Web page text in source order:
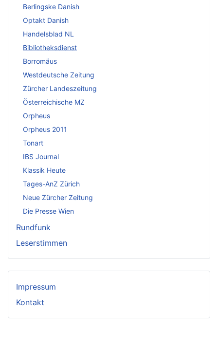
Berlingske Danish
Optakt Danish
Handelsblad NL
Bibliotheksdienst
Borromäus
Westdeutsche Zeitung
Zürcher Landeszeitung
Österreichische MZ
Orpheus
Orpheus 2011
Tonart
IBS Journal
Klassik Heute
Tages-AnZ Zürich
Neue Zürcher Zeitung
Die Presse Wien
Rundfunk
Leserstimmen
Impressum
Kontakt